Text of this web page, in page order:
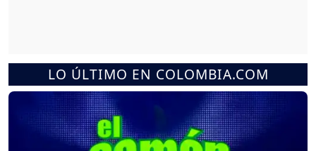
LO ÚLTIMO EN COLOMBIA.COM